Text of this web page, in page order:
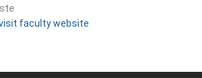
faculty website